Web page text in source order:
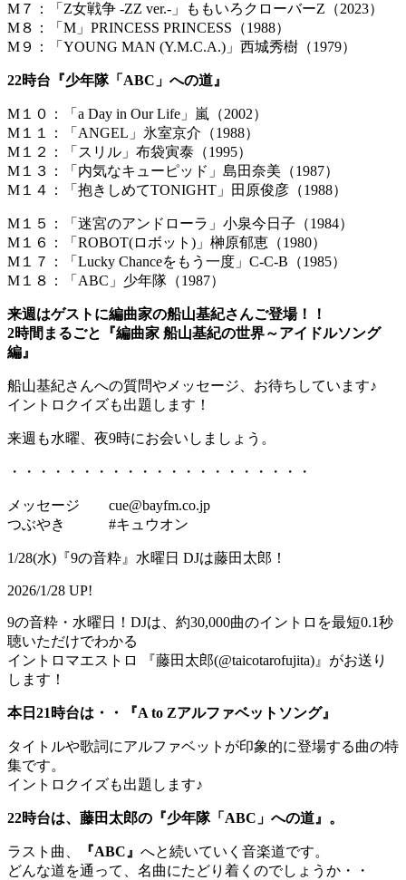
M７：「Z女戦争 -ZZ ver.-」ももいろクローバーZ（2023）
M８：「M」PRINCESS PRINCESS（1988）
M９：「YOUNG MAN (Y.M.C.A.)」西城秀樹（1979）
22時台『少年隊「ABC」への道』
M１０：「a Day in Our Life」嵐（2002）
M１１：「ANGEL」氷室京介（1988）
M１２：「スリル」布袋寅泰（1995）
M１３：「内気なキューピッド」島田奈美（1987）
M１４：「抱きしめてTONIGHT」田原俊彦（1988）
M１５：「迷宮のアンドローラ」小泉今日子（1984）
M１６：「ROBOT(ロボット)」榊原郁恵（1980）
M１７：「Lucky Chanceをもう一度」C-C-B（1985）
M１８：「ABC」少年隊（1987）
来週はゲストに編曲家の船山基紀さんご登場！！
2時間まるごと『編曲家 船山基紀の世界～アイドルソング
編』
船山基紀さんへの質問やメッセージ、お待ちしています♪
イントロクイズも出題します！
来週も水曜、夜9時にお会いしましょう。
・・・・・・・・・・・・・・・・・・・・・
メッセージ cue@bayfm.co.jp
つぶやき #キュウオン
1/28(水)『9の音粋』水曜日 DJは藤田太郎！
2026/1/28 UP!
9の音粋・水曜日！DJは、約30,000曲のイントロを最短0.1秒
聴いただけでわかる
イントロマエストロ 『藤田太郎(@taicotarofujita)』がお送り
します！
本日21時台は・・『A to Zアルファベットソング』
タイトルや歌詞にアルファベットが印象的に登場する曲の特
集です。
イントロクイズも出題します♪
22時台は、藤田太郎の『少年隊「ABC」への道』。
ラスト曲、 『ABC』 へと続いていく音楽道です。
どんな道を通って、名曲にたどり着くのでしょうか・・